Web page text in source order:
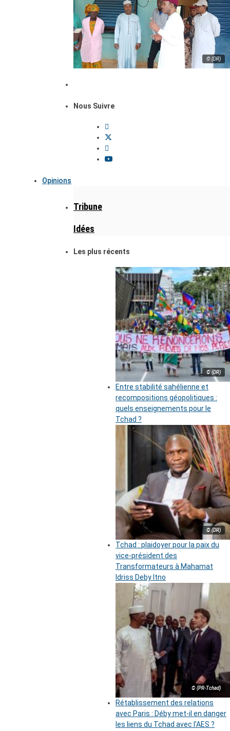
© (DR)
Nous Suivre
Opinions
Tribune
Idées
Les plus récents
© (DR)
Entre stabilité sahélienne et
recompositions géopolitiques :
quels enseignements pour le
Tchad ?
© (DR)
Tchad : plaidoyer pour la paix du
vice-président des
Transformateurs à Mahamat
Idriss Deby Itno
© (PR-Tchad)
Rétablissement des relations
avec Paris : Déby met-il en danger
les liens du Tchad avec l’AES ?